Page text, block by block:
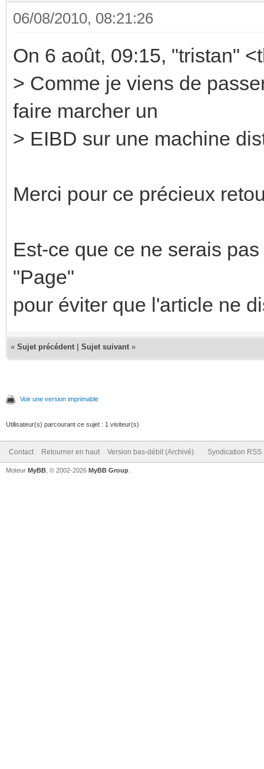
06/08/2010, 08:21:26
On 6 août, 09:15, "tristan"
> Comme je viens de
faire marcher un
> EIBD sur une machine
Merci pour ce précieux
Est-ce que ce ne serais
"Page"
pour éviter que l'article ne
« Sujet précédent Sujet suivant »
Voir une version imprimable
Utilisateur(s) parcourant ce sujet : 1 visiteur(s)
Contact Retourner en haut Version bas-débit (Archivé) Syndication RSS
Moteur MyBB , © 2002-2026 MyBB Group